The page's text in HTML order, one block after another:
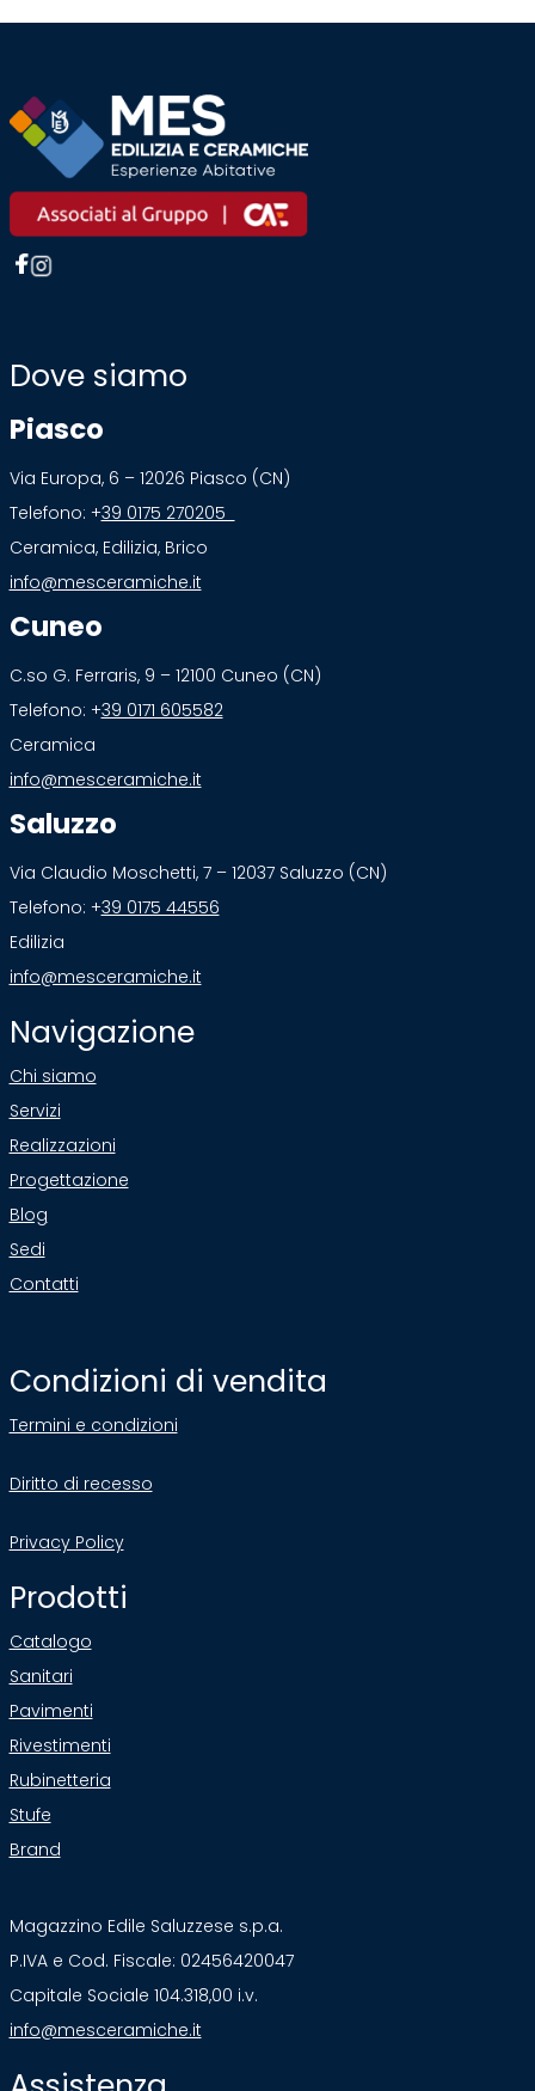
Dove siamo
Piasco
Via Europa, 6 – 12026 Piasco (CN)
Telefono: +39 0175 270205
Ceramica, Edilizia, Brico
info@mesceramiche.it
Cuneo
C.so G. Ferraris, 9 – 12100 Cuneo (CN)
Telefono: +39 0171 605582
Ceramica
info@mesceramiche.it
Saluzzo
Via Claudio Moschetti, 7 – 12037 Saluzzo (CN)
Telefono: +39 0175 44556
Edilizia
info@mesceramiche.it
Navigazione
Chi siamo
Servizi
Realizzazioni
Progettazione
Blog
Sedi
Contatti
Condizioni di vendita
Termini e condizioni
Diritto di recesso
Privacy Policy
Prodotti
Catalogo
Sanitari
Pavimenti
Rivestimenti
Rubinetteria
Stufe
Brand
Magazzino Edile Saluzzese s.p.a.
P.IVA e Cod. Fiscale: 02456420047
Capitale Sociale 104.318,00 i.v.
info@mesceramiche.it